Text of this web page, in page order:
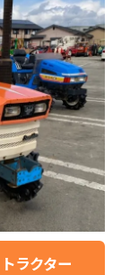
ラクター